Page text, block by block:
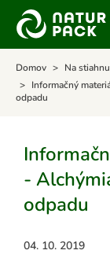
Domov Na
Informačný
odpadu
-
odpadu
04. 10. 2019